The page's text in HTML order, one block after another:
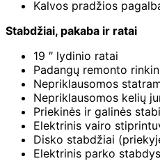
Kalvos pradžios
Stabdžiai, pakaba ir ratai
19 ″ lydinio ratai
Padangų remonto
Nepriklausomos
Nepriklausomos kelių
Priekinės ir galinės
Elektrinis vairo
Disko stabdžiai
Elektrinis parko